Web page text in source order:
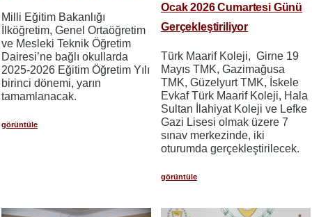
Milli Eğitim Bakanlığı
İlköğretim, Genel Ortaöğretim
ve Mesleki Teknik Öğretim
Dairesi’ne bağlı okullarda
2025-2026 Eğitim Öğretim Yılı
birinci dönemi, yarın
tamamlanacak.
görüntüle
Ocak 2026 Cumartesi Günü
Gerçekleştiriliyor
Türk Maarif Koleji, Girne 19
Mayıs TMK, Gazimağusa
TMK, Güzelyurt TMK, İskele
Evkaf Türk Maarif Koleji, Hala
Sultan İlahiyat Koleji ve Lefke
Gazi Lisesi olmak üzere 7
sınav merkezinde, iki
oturumda gerçekleştirilecek.
görüntüle